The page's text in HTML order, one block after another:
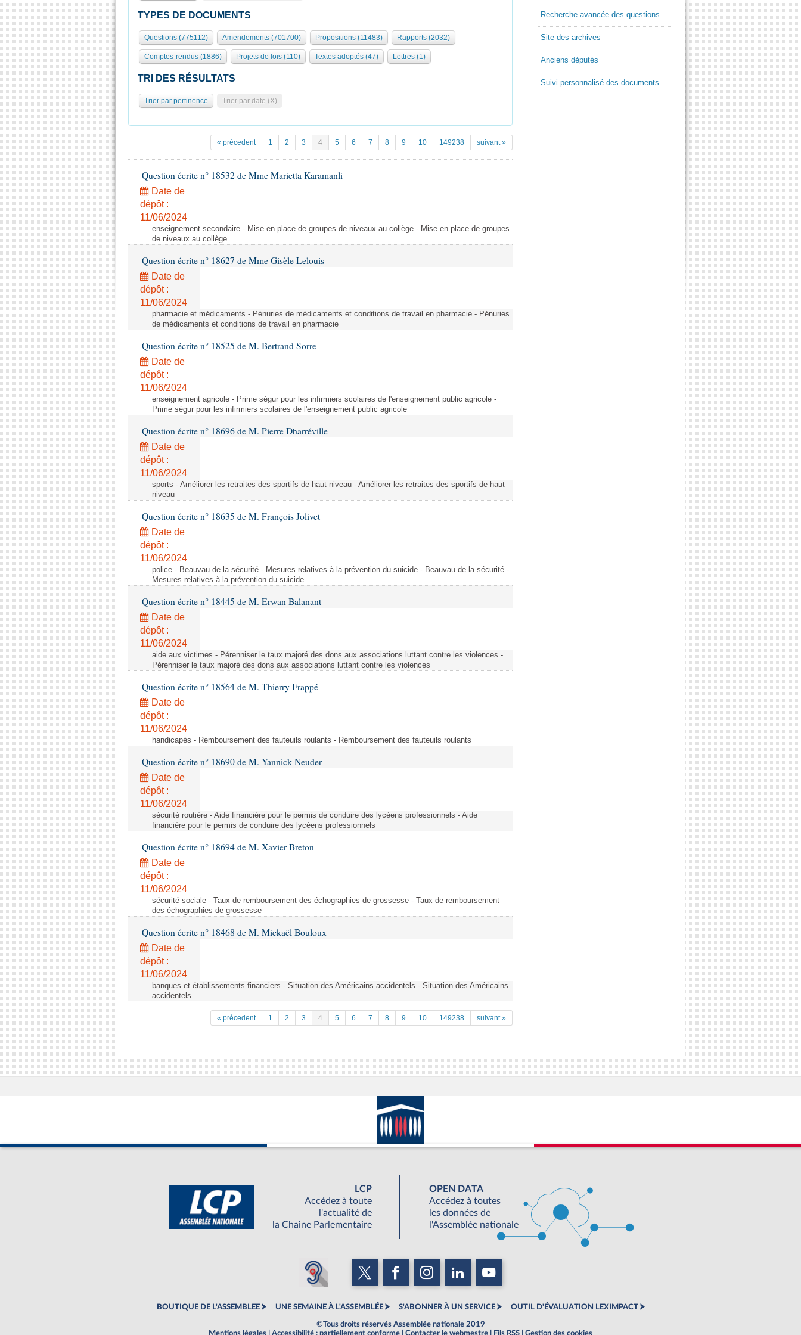
TYPES DE DOCUMENTS
Questions (775112) Amendements (701700) Propositions (11483) Rapports (2032)
Comptes-rendus (1886) Projets de lois (110) Textes adoptés (47) Lettres (1)
TRI DES RÉSULTATS
Trier par pertinence Trier par date (X)
« précedent 1 2 3 4 5 6 7 8 9 10 149238 suivant »
Question écrite n° 18532 de Mme Marietta Karamanli
Date de
dépôt :
11/06/2024
enseignement secondaire - Mise en place de groupes de niveaux au collège - Mise en place de groupes
de niveaux au collège
Question écrite n° 18627 de Mme Gisèle Lelouis
Date de
dépôt :
11/06/2024
pharmacie et médicaments - Pénuries de médicaments et conditions de travail en pharmacie - Pénuries
de médicaments et conditions de travail en pharmacie
Question écrite n° 18525 de M. Bertrand Sorre
Date de
dépôt :
11/06/2024
enseignement agricole - Prime ségur pour les infirmiers scolaires de l'enseignement public agricole -
Prime ségur pour les infirmiers scolaires de l'enseignement public agricole
Question écrite n° 18696 de M. Pierre Dharréville
Date de
dépôt :
11/06/2024
sports - Améliorer les retraites des sportifs de haut niveau - Améliorer les retraites des sportifs de haut
niveau
Question écrite n° 18635 de M. François Jolivet
Date de
dépôt :
11/06/2024
police - Beauvau de la sécurité - Mesures relatives à la prévention du suicide - Beauvau de la sécurité -
Mesures relatives à la prévention du suicide
Question écrite n° 18445 de M. Erwan Balanant
Date de
dépôt :
11/06/2024
aide aux victimes - Pérenniser le taux majoré des dons aux associations luttant contre les violences -
Pérenniser le taux majoré des dons aux associations luttant contre les violences
Question écrite n° 18564 de M. Thierry Frappé
Date de
dépôt :
11/06/2024
handicapés - Remboursement des fauteuils roulants - Remboursement des fauteuils roulants
Question écrite n° 18690 de M. Yannick Neuder
Date de
dépôt :
11/06/2024
sécurité routière - Aide financière pour le permis de conduire des lycéens professionnels - Aide
financière pour le permis de conduire des lycéens professionnels
Question écrite n° 18694 de M. Xavier Breton
Date de
dépôt :
11/06/2024
sécurité sociale - Taux de remboursement des échographies de grossesse - Taux de remboursement
des échographies de grossesse
Question écrite n° 18468 de M. Mickaël Bouloux
Date de
dépôt :
11/06/2024
banques et établissements financiers - Situation des Américains accidentels - Situation des Américains
accidentels
« précedent 1 2 3 4 5 6 7 8 9 10 149238 suivant »
Recherche avancée des questions
Site des archives
Anciens députés
Suivi personnalisé des documents
LCP
Accédez à toute
l'actualité de
la Chaine Parlementaire
OPEN DATA
Accédez à toutes
les données de
l'Assemblée nationale
BOUTIQUE DE L'ASSEMBLEE UNE SEMAINE À L'ASSEMBLÉE S'ABONNER À UN SERVICE OUTIL D'ÉVALUATION LEXIMPACT
©Tous droits réservés Assemblée nationale 2019
Mentions légales
Accessibilité : partiellement conforme Contacter le webmestre Fils RSS Gestion des cookies